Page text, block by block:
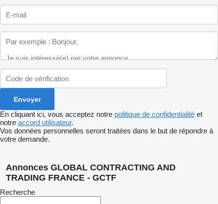
En cliquant ici, vous acceptez notre politique de confidentialité et
notre accord utilisateur.
Vos données personnelles seront traitées dans le but de répondre à
votre demande.
Annonces GLOBAL CONTRACTING AND
TRADING FRANCE - GCTF
Recherche